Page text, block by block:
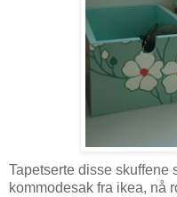
Tapetserte disse skuffene
kommodesak fra ikea, nå